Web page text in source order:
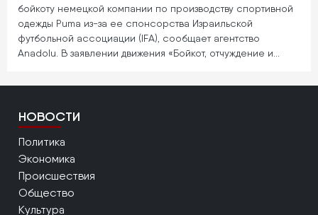
бойкоту немецкой компании по производству спортивной
одежды Puma из-за ее спонсорства Израильской
футбольной ассоциации (IFA), сообщает агентство
Anadolu. В заявлении движения «Бойкот, отчуждение и…
НОВОСТИ
Политика
Экономика
Происшествия
Общество
Культура